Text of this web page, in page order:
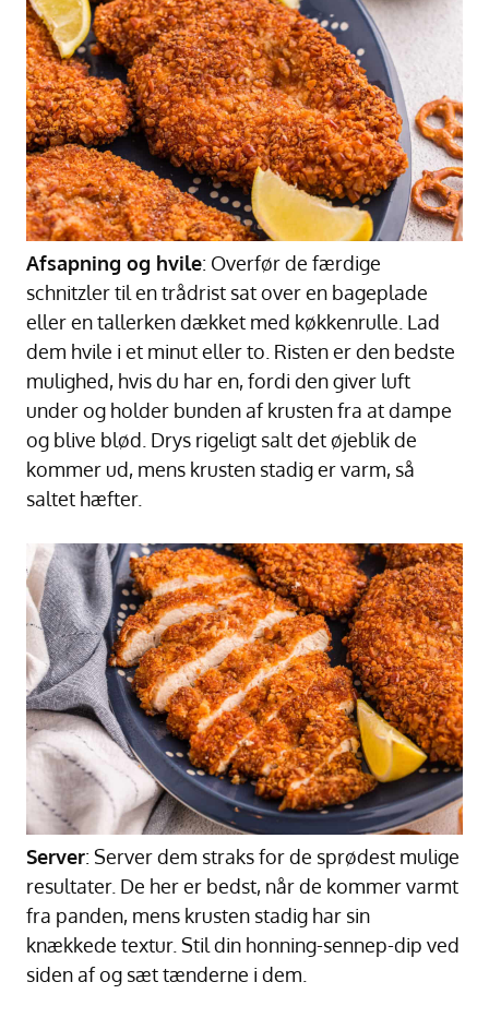
Afsapning og hvile: Overfør de færdige
schnitzler til en trådrist sat over en bageplade
eller en tallerken dækket med køkkenrulle. Lad
dem hvile i et minut eller to. Risten er den bedste
mulighed, hvis du har en, fordi den giver luft
under og holder bunden af krusten fra at dampe
og blive blød. Drys rigeligt salt det øjeblik de
kommer ud, mens krusten stadig er varm, så
saltet hæfter.
Server: Server dem straks for de sprødest mulige
resultater. De her er bedst, når de kommer varmt
fra panden, mens krusten stadig har sin
knækkede textur. Stil din honning-sennep-dip ved
siden af og sæt tænderne i dem.